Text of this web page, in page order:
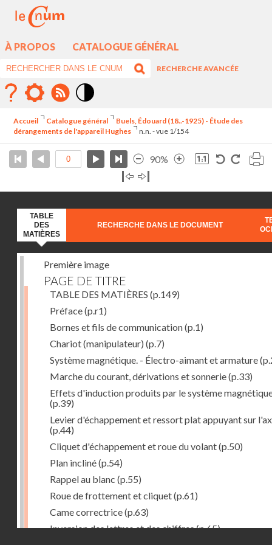
À PROPOS CATALOGUE GÉNÉRAL
RECHERCHE AVANCÉE
élévé
Accueil Catalogue général
Buels, Édouard (18..-1925) - Étude des
dérangements de l'appareil Hughes
n.n. - vue 1/154
90%
TABLE
DES
MATIÈRES
RECHERCHE DANS LE DOCUMENT
Première image
PAGE DE TITRE
TABLE DES MATIÈRES (p.149)
Préface(p.r1)
Bornes et fils de communication(p.1)
Chariot (manipulateur) (p.7)
Système magnétique. - Électro-aimant et armature
Marche du courant, dérivations et sonnerie(p.33)
Effets d'induction produits par le système
(p.39)
Levier d'échappement et ressort plat appuyant sur
(p.44)
Cliquet d'échappement et roue du volant(p.50)
Plan incliné(p.54)
Rappel au blanc (p.55)
Roue de frottement et cliquet(p.61)
Came correctrice(p.63)
Inversion des lettres et des chiffres(p.65)